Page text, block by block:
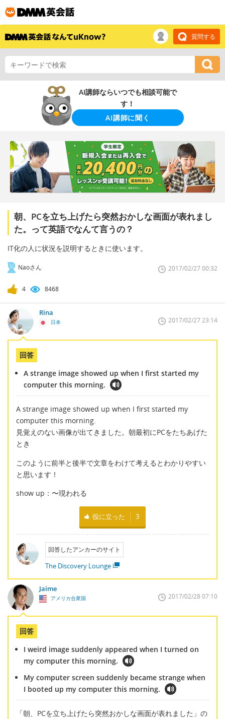
質問する
AI講師ならいつでも相談可能で
す！
AI講師に聞く
朝、PCを立ち上げたら突然おかしな画面が表れまし
た。って英語でなんて言うの？
IT化の人に状況を説明するときに使います。
Naoさん 2017/02/27 00:32
4 8468
Rina
日本 2017/02/27 23:14
回答
A strange image showed up when I first started my
computer this morning.
A strange image showed up when I first started my
computer this morning.
見覚えのない画像が出てきました。朝最初にPCをたちあげた
とき
このように前半と後半で文章をわけて考えるとわかりやすい
と思います！
show up：〜現われる
役に立った 3
回答したアンカーのサイト
The Discovery Lounge
Jaime
アメリカ合衆国 2017/02/28 07:10
回答
I weird image suddenly appeared when I turned on
my computer this morning.
My computer screen suddenly became strange when
I booted up my computer this morning.
「朝、PCを立ち上げたら突然おかしな画面が表れました」の